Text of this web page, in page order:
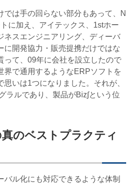
では手の回らない部分もあって、N
に加え、アイテックス、1stホー
ネスエンジニアリング、ディーバ
に開発協力・販売提携だけではな
って、09年に会社を設立したので
界で通用するようなERPソフトを
思いは1つになりました。それが、
ラルであり、製品がBiz∫という位
のベストプラクティ
バル化にも対応できるような体制